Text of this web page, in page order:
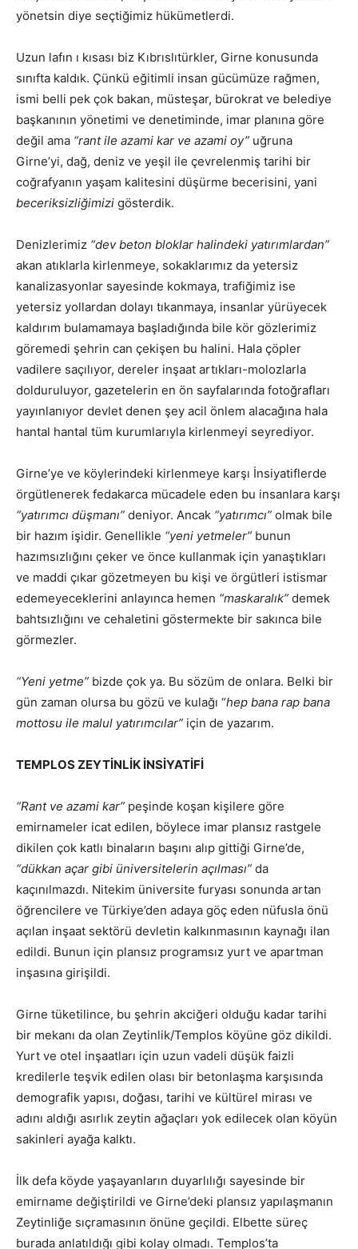
yönetsin diye seçtiğimiz hükümetlerdi.
Uzun lafın ı kısası biz Kıbrıslıtürkler, Girne konusunda
sınıfta kaldık. Çünkü eğitimli insan gücümüze rağmen,
ismi belli pek çok bakan, müsteşar, bürokrat ve belediye
başkanının yönetimi ve denetiminde, imar planına göre
değil ama “rant ile azami kar ve azami oy” uğruna
Girne’yi, dağ, deniz ve yeşil ile çevrelenmiş tarihi bir
coğrafyanın yaşam kalitesini düşürme becerisini, yani
beceriksizliğimizi gösterdik.
Denizlerimiz “dev beton bloklar halindeki yatırımlardan”
akan atıklarla kirlenmeye, sokaklarımız da yetersiz
kanalizasyonlar sayesinde kokmaya, trafiğimiz ise
yetersiz yollardan dolayı tıkanmaya, insanlar yürüyecek
kaldırım bulamamaya başladığında bile kör gözlerimiz
göremedi şehrin can çekişen bu halini. Hala çöpler
vadilere saçılıyor, dereler inşaat artıkları-molozlarla
dolduruluyor, gazetelerin en ön sayfalarında fotoğrafları
yayınlanıyor devlet denen şey acil önlem alacağına hala
hantal hantal tüm kurumlarıyla kirlenmeyi seyrediyor.
Girne’ye ve köylerindeki kirlenmeye karşı İnsiyatiflerde
örgütlenerek fedakarca mücadele eden bu insanlara karşı
“yatırımcı düşmanı” deniyor. Ancak “yatırımcı” olmak bile
bir hazım işidir. Genellikle “yeni yetmeler” bunun
hazımsızlığını çeker ve önce kullanmak için yanaştıkları
ve maddi çıkar gözetmeyen bu kişi ve örgütleri istismar
edemeyeceklerini anlayınca hemen “maskaralık” demek
bahtsızlığını ve cehaletini göstermekte bir sakınca bile
görmezler.
“Yeni yetme” bizde çok ya. Bu sözüm de onlara. Belki bir
gün zaman olursa bu gözü ve kulağı “hep bana rap bana
mottosu ile malul yatırımcılar” için de yazarım.
TEMPLOS ZEYTİNLİK İNSİYATİFİ
“Rant ve azami kar” peşinde koşan kişilere göre
emirnameler icat edilen, böylece imar plansız rastgele
dikilen çok katlı binaların başını alıp gittiği Girne’de,
“dükkan açar gibi üniversitelerin açılması” da
kaçınılmazdı. Nitekim üniversite furyası sonunda artan
öğrencilere ve Türkiye’den adaya göç eden nüfusla önü
açılan inşaat sektörü devletin kalkınmasının kaynağı ilan
edildi. Bunun için plansız programsız yurt ve apartman
inşasına girişildi.
Girne tüketilince, bu şehrin akciğeri olduğu kadar tarihi
bir mekanı da olan Zeytinlik/Templos köyüne göz dikildi.
Yurt ve otel inşaatları için uzun vadeli düşük faizli
kredilerle teşvik edilen olası bir betonlaşma karşısında
demografik yapısı, doğası, tarihi ve kültürel mirası ve
adını aldığı asırlık zeytin ağaçları yok edilecek olan köyün
sakinleri ayağa kalktı.
İlk defa köyde yaşayanların duyarlılığı sayesinde bir
emirname değiştirildi ve Girne’deki plansız yapılaşmanın
Zeytinliğe sıçramasının önüne geçildi. Elbette süreç
burada anlatıldığı gibi kolay olmadı. Templos’ta